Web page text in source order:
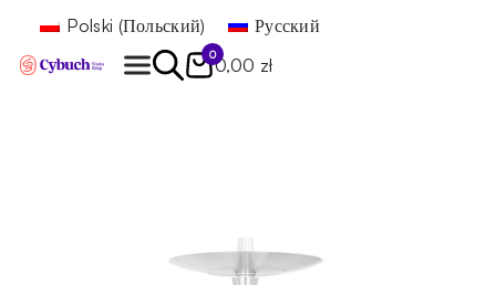
Polski (Польский) Русский
0
0,00 zł